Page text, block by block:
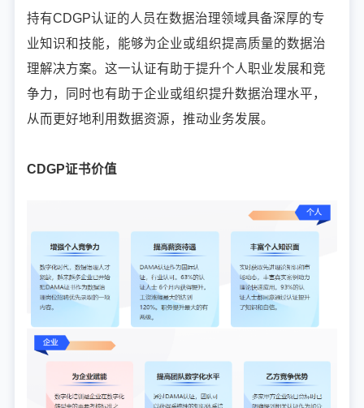
持有CDGP认证的人员在数据治理领域具备深厚的专
业知识和技能，能够为企业或组织提高质量的数据治
理解决方案。这一认证有助于提升个人职业发展和竞
争力，同时也有助于企业或组织提升数据治理水平，
从而更好地利用数据资源，推动业务发展。
CDGP证书价值